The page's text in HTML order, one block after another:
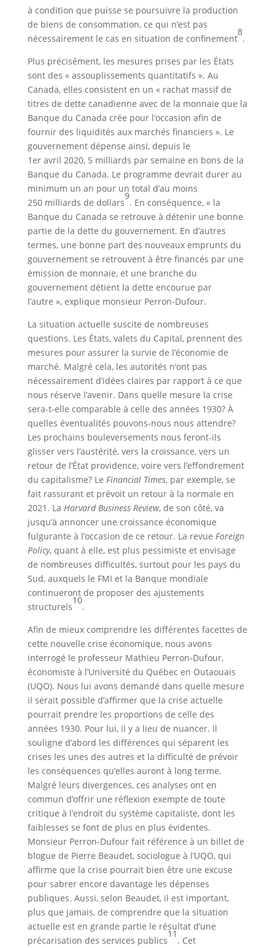
à condition que puisse se poursuivre la production
de biens de consommation, ce qui n’est pas
nécessairement le cas en situation de confinement
8
.
Plus précisément, les mesures prises par les États
sont des « assouplissements quantitatifs ». Au
Canada, elles consistent en un « rachat massif de
titres de dette canadienne avec de la monnaie que la
Banque du Canada crée pour l’occasion afin de
fournir des liquidités aux marchés financiers ». Le
gouvernement dépense ainsi, depuis le
1er avril 2020, 5 milliards par semaine en bons de la
Banque du Canada. Le programme devrait durer au
minimum un an pour un total d’au moins
250 milliards de dollars
9
. En conséquence, « la
Banque du Canada se retrouve à détenir une bonne
partie de la dette du gouvernement. En d’autres
termes, une bonne part des nouveaux emprunts du
gouvernement se retrouvent à être financés par une
émission de monnaie, et une branche du
gouvernement détient la dette encourue par
l’autre », explique monsieur Perron-Dufour.
La situation actuelle suscite de nombreuses
questions. Les États, valets du Capital, prennent des
mesures pour assurer la survie de l’économie de
marché. Malgré cela, les autorités n’ont pas
nécessairement d’idées claires par rapport à ce que
nous réserve l’avenir. Dans quelle mesure la crise
sera-t-elle comparable à celle des années 1930? À
quelles éventualités pouvons-nous nous attendre?
Les prochains bouleversements nous feront-ils
glisser vers l’austérité, vers la croissance, vers un
retour de l’État providence, voire vers l’effondrement
du capitalisme? Le Financial Times, par exemple, se
fait rassurant et prévoit un retour à la normale en
2021. La Harvard Business Review, de son côté, va
jusqu’à annoncer une croissance économique
fulgurante à l’occasion de ce retour. La revue Foreign
Policy, quant à elle, est plus pessimiste et envisage
de nombreuses difficultés, surtout pour les pays du
Sud, auxquels le FMI et la Banque mondiale
continueront de proposer des ajustements
structurels
10
.
Afin de mieux comprendre les différentes facettes de
cette nouvelle crise économique, nous avons
interrogé le professeur Mathieu Perron-Dufour,
économiste à l’Université du Québec en Outaouais
(UQO). Nous lui avons demandé dans quelle mesure
il serait possible d’affirmer que la crise actuelle
pourrait prendre les proportions de celle des
années 1930. Pour lui, il y a lieu de nuancer. Il
souligne d’abord les différences qui séparent les
crises les unes des autres et la difficulté de prévoir
les conséquences qu’elles auront à long terme.
Malgré leurs divergences, ces analyses ont en
commun d’offrir une réflexion exempte de toute
critique à l’endroit du système capitaliste, dont les
faiblesses se font de plus en plus évidentes.
Monsieur Perron-Dufour fait référence à un billet de
blogue de Pierre Beaudet, sociologue à l’UQO, qui
affirme que la crise pourrait bien être une excuse
pour sabrer encore davantage les dépenses
publiques. Aussi, selon Beaudet, il est important,
plus que jamais, de comprendre que la situation
actuelle est en grande partie le résultat d’une
précarisation des services publics
11
. Cet